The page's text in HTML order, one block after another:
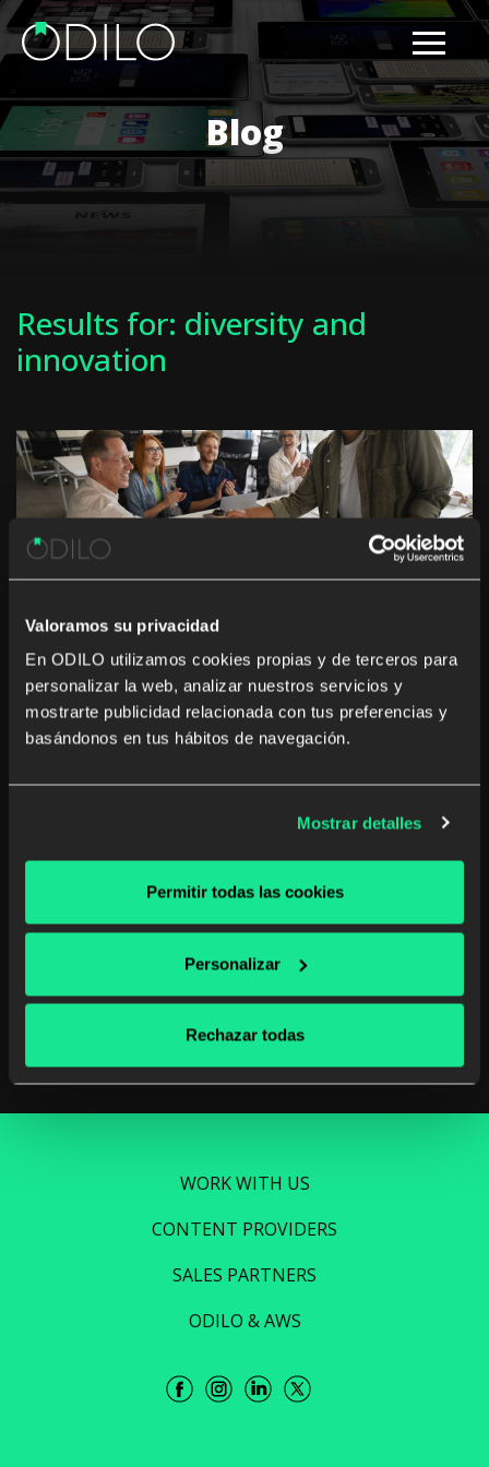
Valoramos su privacidad
En ODILO utilizamos cookies propias y de terceros para
personalizar la web, analizar nuestros servicios y
mostrarte publicidad relacionada con tus preferencias y
basándonos en tus hábitos de navegación.
Mostrar detalles
Permitir todas las cookies
Personalizar
Rechazar todas
Blog
Results for: diversity and
innovation
Inclusive leadership: a key to
businesses
Learn how inclusive leadership fosters diversity, drives
innovation, and enhances business performance.
Create an inclusive and diverse work environment.
Corporate Unlimited learning
Read more
WORK WITH US
CONTENT PROVIDERS
SALES PARTNERS
ODILO & AWS